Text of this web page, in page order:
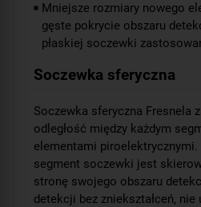
Mniejsze rozmiary nowego
gęste pokrycie obszaru
płaskiej soczewki
Soczewka sferyczna
Soczewka sferyczna Fresnela
odległość między każdym
elementami
segment soczewki jest
stronę swojego obszaru
detekcji bez zniekształceń,